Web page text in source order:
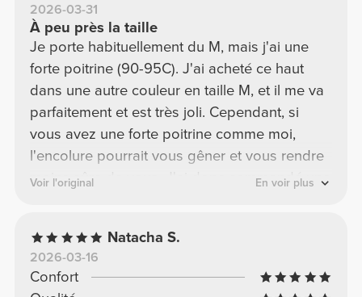
2026-03-31
À peu près la taille
Je porte habituellement du M, mais j'ai une
forte poitrine (90-95C). J'ai acheté ce haut
dans une autre couleur en taille M, et il me va
parfaitement et est très joli. Cependant, si
vous avez une forte poitrine comme moi,
l'encolure pourrait vous gêner et vous rendre
moins sûre de vous. J'ai donc commandé une
poitrine et reste magnifique !
Voir l'original En voir plus
Natacha S.
2026-03-16
Confort